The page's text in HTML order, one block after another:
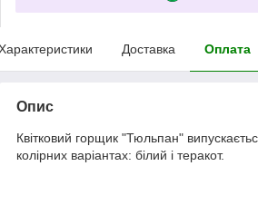
Доставка Оплата
Опис
Квітковий горщик "Тюльпан"
колірних варіантах: білий і теракот.